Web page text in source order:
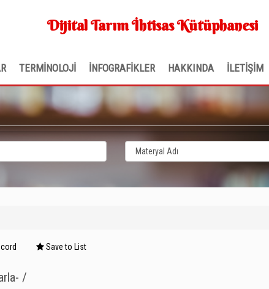
Dijital Tarım İhtisas Kütüphanesi
TERMİNOLOJİ İNFOGRAFİKLER HAKKINDA İLETİŞİM
Save to List
/